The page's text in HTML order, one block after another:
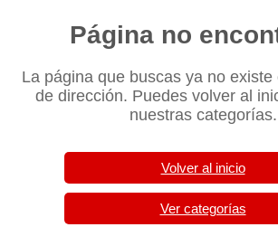
Página no
La página que buscas ya no
de dirección. Puedes volver al
nuestras categorías.
Volver al inicio
Ver categorías